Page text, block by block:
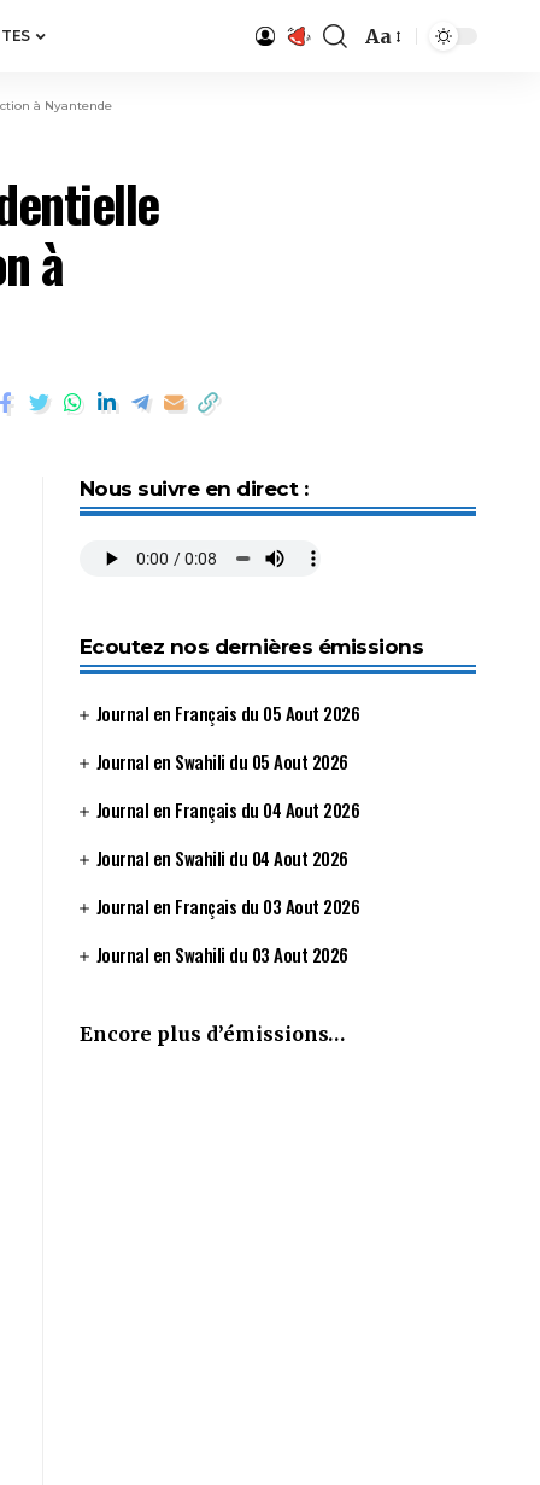
Aa
à Nyantende
à
Nous suivre en direct :
Ecoutez nos dernières émissions
Journal en Français du 05 Aout 2026
Journal en Swahili du 05 Aout 2026
Journal en Français du 04 Aout 2026
Journal en Swahili du 04 Aout 2026
Journal en Français du 03 Aout 2026
Journal en Swahili du 03 Aout 2026
Encore plus d’émissions…